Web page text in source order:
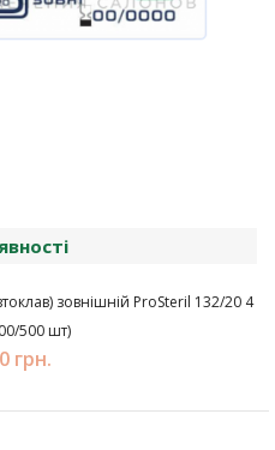
зовнішній ProSteril 132/20 4
500 шт)
грн.